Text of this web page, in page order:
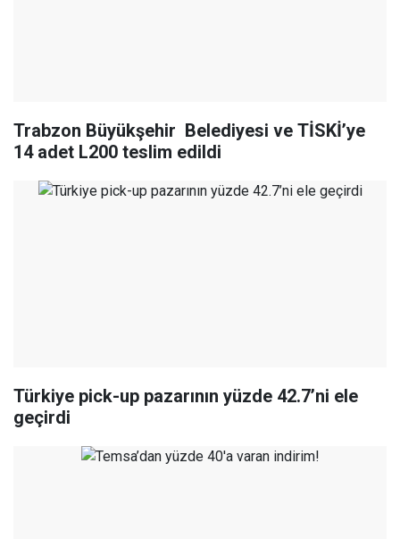
Trabzon Büyükşehir Belediyesi ve TİSKİ’ye
14 adet L200 teslim edildi
Türkiye pick-up pazarının yüzde 42.7’ni ele
geçirdi